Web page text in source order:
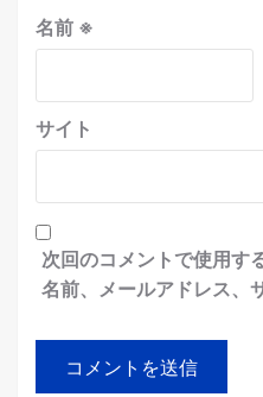
名前 ※
サイト
次回のコメントで使用す
名前、メールアドレス、